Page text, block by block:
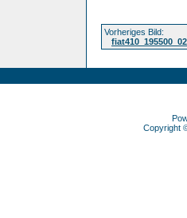
Vorheriges Bild:
fiat410_195500_02
Copyright